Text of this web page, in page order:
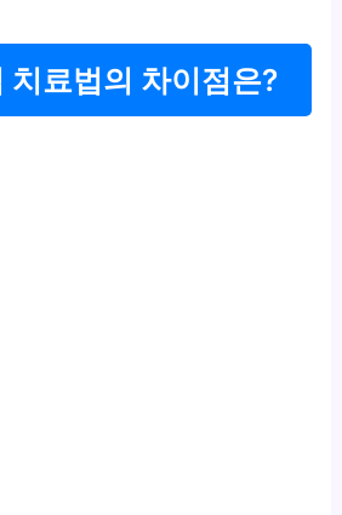
치료법의 차이점은?